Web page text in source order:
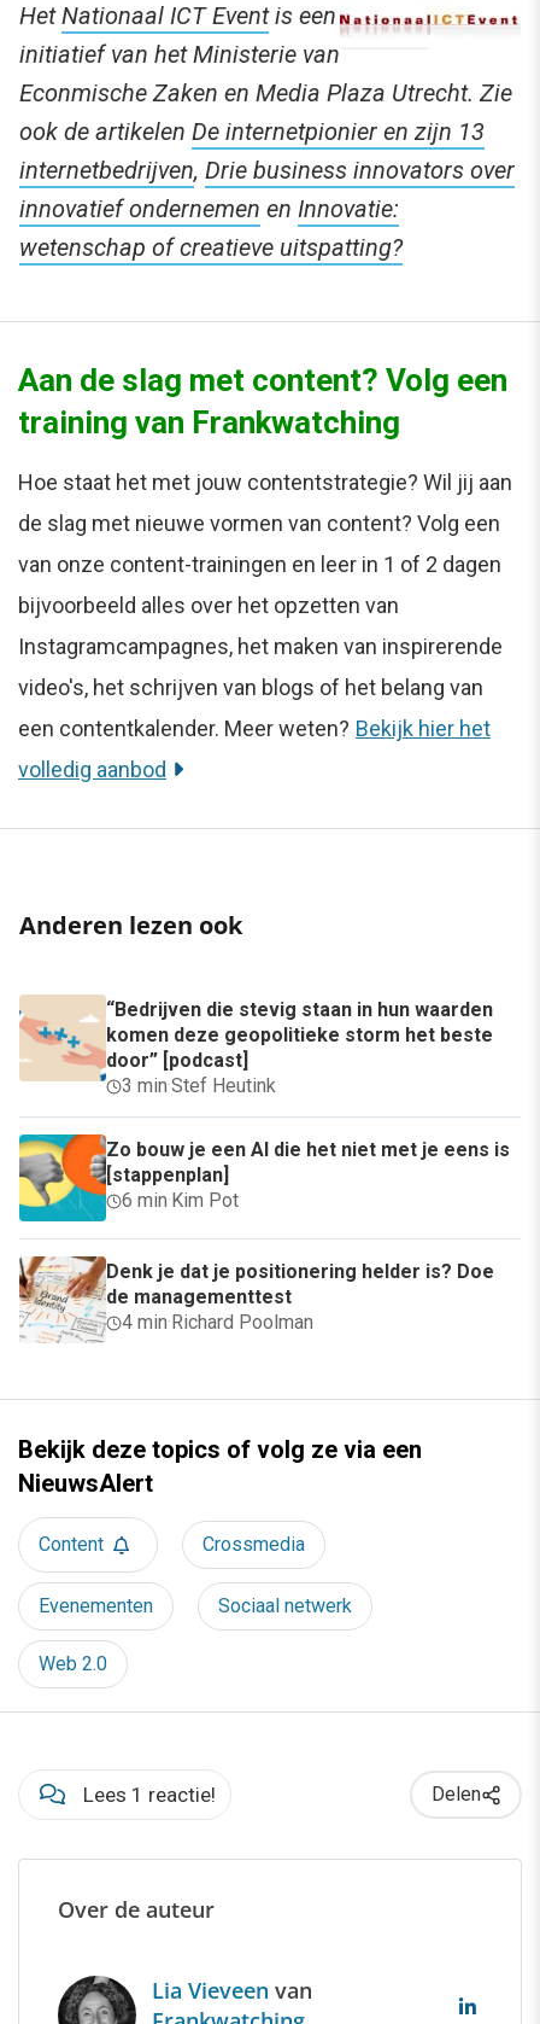
HetNationaal ICT Eventis een
initiatief van het Ministerie van
Econmische Zaken en Media Plaza Utrecht. Zie
ook de artikelen De internetpionier en zijn 13
internetbedrijven, Drie business innovators over
innovatief ondernemen en Innovatie:
wetenschap of creatieve uitspatting?
Aan de slag met content? Volg een
training van Frankwatching
Hoe staat het met jouw contentstrategie? Wil jij aan
de slag met nieuwe vormen van content? Volg een
van onze content-trainingen en leer in 1 of 2 dagen
bijvoorbeeld alles over het opzetten van
Instagramcampagnes, het maken van inspirerende
video's, het schrijven van blogs of het belang van
een contentkalender. Meer weten? Bekijk hier het
volledig aanbod
Anderen lezen ook
“Bedrijven die stevig staan in hun waarden
komen deze geopolitieke storm het beste
door” [podcast]
3 min·Stef Heutink
Zo bouw je een AI die het niet met je eens is
[stappenplan]
6 min· Kim Pot
Denk je dat je positionering helder is? Doe
de managementtest
4 min· Richard Poolman
Bekijk deze topics of volg ze via een
NieuwsAlert
Content Crossmedia
Evenementen Sociaal netwerk
Web 2.0
Lees 1 reactie! Delen
Over de auteur
Lia Vieveen van